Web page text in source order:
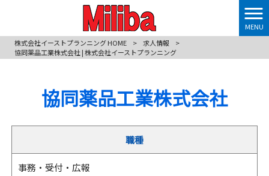
MENU
株式会社イーストプランニング HOME
> 求人情報
>
協同薬品工業株式会社 | 株式会社イーストプランニング
協同薬品工業株式会社
職種
事務・受付・広報